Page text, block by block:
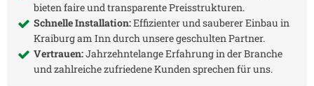
bieten faire und transparente Preisstrukturen.
Schnelle Installation:Effizienter und sauberer Einbau in
Kraiburg am Inndurch unsere geschulten Partner.
Vertrauen:Jahrzehntelange Erfahrung in der Branche
und zahlreiche zufriedene Kunden sprechen für uns.